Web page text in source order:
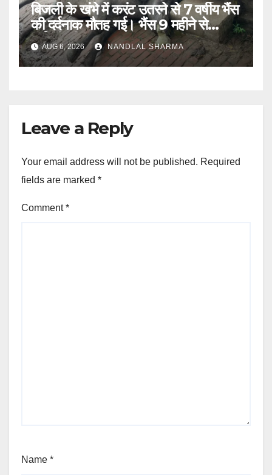
बिजली के खंभे में करंट उतरने से 7 वर्षीय भैंस
की दर्दनाक मौतह गई। भैंस 9 महीने से
गर्भवती थी।
AUG 6, 2026 NANDLAL SHARMA
Leave a Reply
Your email address will not be published. Required
fields are marked *
Comment*
Name *